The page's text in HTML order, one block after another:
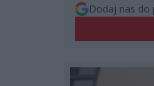
Dodaj nas do